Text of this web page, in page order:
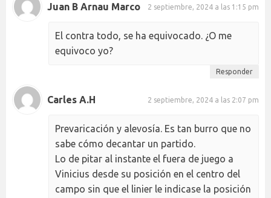
Juan B Arnau Marco 2 septiembre, 2024 a las 1:15 pm
El contra todo, se ha equivocado. ¿O me
equivoco yo?
Responder
Carles A.H 2 septiembre, 2024 a las 2:07 pm
Prevaricación y alevosía. Es tan burro que no
sabe cómo decantar un partido.
Lo de pitar al instante el fuera de juego a
Vinicius desde su posición en el centro del
campo sin que el linier le indicase la posición